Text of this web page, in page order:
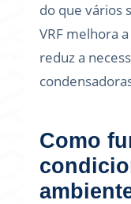
do que vários
VRF melhora
reduz a
Como